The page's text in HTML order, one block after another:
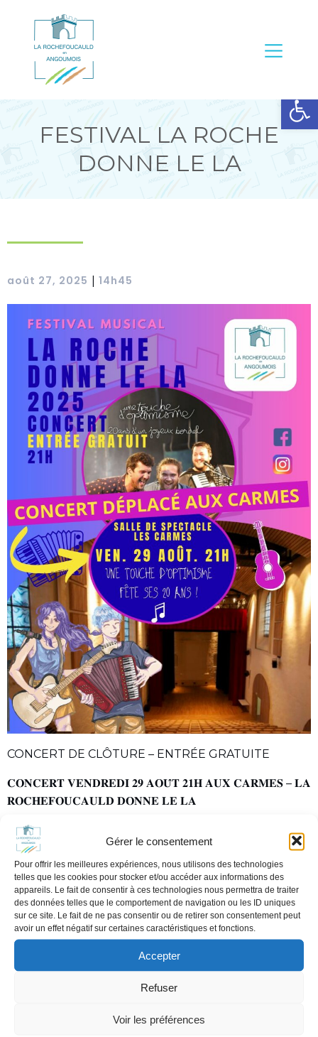
Ouvrir la barre d’outils
Gérer le consentement
Pour offrir les meilleures expériences, nous utilisons des technologies
telles que les cookies pour stocker et/ou accéder aux informations des
appareils. Le fait de consentir à ces technologies nous permettra de traiter
des données telles que le comportement de navigation ou les ID uniques
sur ce site. Le fait de ne pas consentir ou de retirer son consentement peut
avoir un effet négatif sur certaines caractéristiques et fonctions.
Accepter
Refuser
Voir les préférences
FESTIVAL LA ROCHE
DONNE LE LA
août 27, 2025 14h45
CONCERT DE CLÔTURE – ENTRÉE GRATUITE
𝐂𝐎𝐍𝐂𝐄𝐑𝐓 𝐕𝐄𝐍𝐃𝐑𝐄𝐃𝐈 𝟐𝟗 𝐀𝐎𝐔̂𝐓 𝟐𝟏𝐇 𝐀𝐔𝐗 𝐂𝐀𝐑𝐌𝐄𝐒 – 𝐋𝐀
𝐑𝐎𝐂𝐇𝐄𝐅𝐎𝐔𝐂𝐀𝐔𝐋𝐃 𝐃𝐎𝐍𝐍𝐄 𝐋𝐄 𝐋𝐀
𝐋𝐞 𝐜𝐨𝐧𝐜𝐞𝐫𝐭 𝐚𝐮𝐫𝐚 𝐛𝐢𝐞𝐧 𝐥𝐢𝐞𝐮 𝐜𝐞
𝐒𝐞𝐮𝐥 𝐥𝐞 𝐥𝐢𝐞𝐮 𝐜𝐡𝐚𝐧𝐠𝐞 : 𝐥𝐞 𝐜𝐨𝐧𝐜𝐞𝐫𝐭 𝐚𝐮𝐫𝐚 𝐥𝐢𝐞𝐮 𝐝𝐚𝐧𝐬 𝐥𝐚 𝐦𝐚𝐠𝐧𝐢𝐟𝐢𝐪𝐮𝐞
𝐬𝐚𝐥𝐥𝐞 𝐝𝐞 𝐬𝐩𝐞𝐜𝐭𝐚𝐜𝐥𝐞 𝐝𝐞𝐬 𝐂𝐚𝐫𝐦𝐞𝐬 !
ENTRÉE GRATUITE
Pour des raisons indépendantes de notre volonté,
que sont la météo défavorable, des contraintes
d’agendas pour le groupe et son label, nous ne
pouvons plus reporter la date comme prévu.
Le concert aura donc lieu aux carmes. Pour